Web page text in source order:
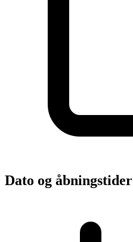
Dato og åbningstider